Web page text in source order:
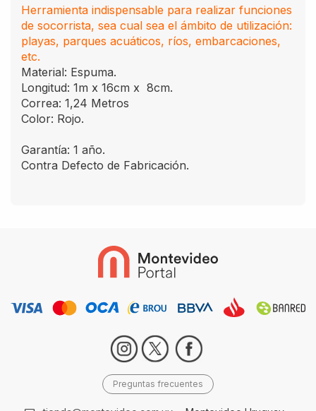
Herramienta indispensable para realizar funciones
de socorrista, sea cual sea el ámbito de utilización:
playas, parques acuáticos, ríos, embarcaciones,
etc.
Material: Espuma.
Longitud: 1m x 16cm x 8cm.
Correa: 1,24 Metros
Color: Rojo.
Garantía: 1 año.
Contra Defecto de Fabricación.
Preguntas frecuentes